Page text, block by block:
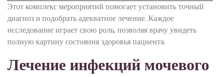
Этот комплекс мероприятий помогает установить точный
диагноз и подобрать адекватное лечение. Каждое
исследование играет свою роль, позволяя врачу увидеть
полную картину состояния здоровья пациента.
Лечение инфекций мочевого